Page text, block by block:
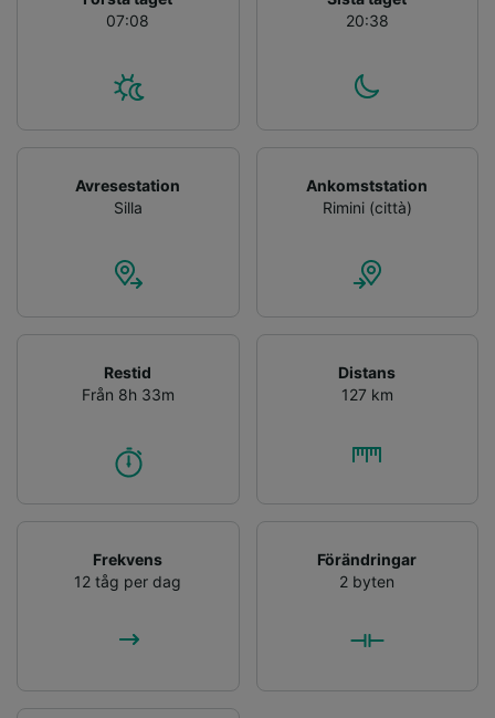
07:08
20:38
Avresestation
Silla
Ankomststation
Rimini (città)
Restid
Från 8h 33m
Distans
127 km
Frekvens
12 tåg per dag
Förändringar
2 byten